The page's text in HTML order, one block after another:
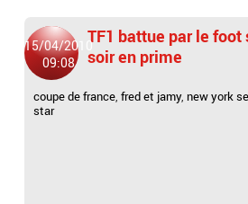
15/04/2010
09:08
TF1 battue par le foot
soir en prime
coupe de france,fred et jamy, new york
star